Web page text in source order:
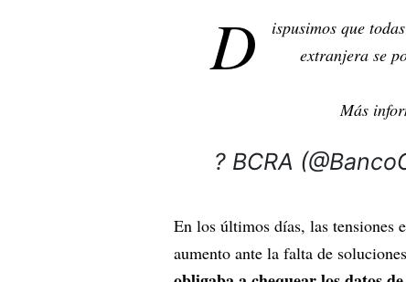
D
ispusimos que
extranjera se
Más
? BCRA
En los últimos días, las tensiones
aumento ante la falta de